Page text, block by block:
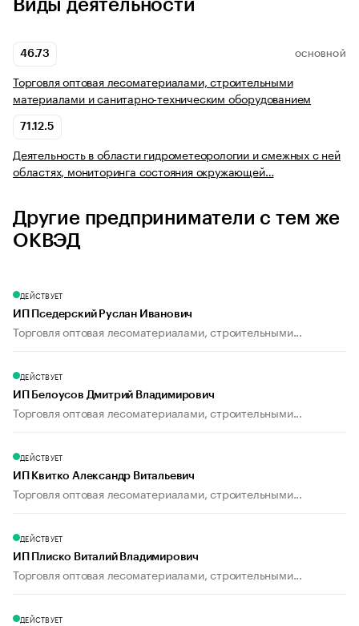
Виды деятельности
46.73 ОСНОВНОЙ
Торговля оптовая лесоматериалами, строительными
материалами и санитарно-техническим оборудованием
71.12.5
Деятельность в области гидрометеорологии и смежных с ней
областях, мониторинга состояния окружающей…
Другие предприниматели с тем же
ОКВЭД
ДЕЙСТВУЕТ
ИП Пседерский Руслан Иванович
Торговля оптовая лесоматериалами, строительными...
ДЕЙСТВУЕТ
ИП Белоусов Дмитрий Владимирович
Торговля оптовая лесоматериалами, строительными...
ДЕЙСТВУЕТ
ИП Квитко Александр Витальевич
Торговля оптовая лесоматериалами, строительными...
ДЕЙСТВУЕТ
ИП Плиско Виталий Владимирович
Торговля оптовая лесоматериалами, строительными...
ДЕЙСТВУЕТ